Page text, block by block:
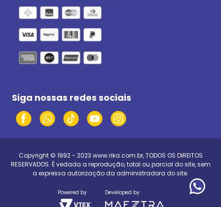
Siga nossas redes sociais
Copyright © 1992 - 2023 www.rika.com.br, TODOS OS DIREITOS
RESERVADOS. É vedada a reprodução, total ou parcial do site, sem
a expressa autorização da administradora do site.
Powered by Developed by